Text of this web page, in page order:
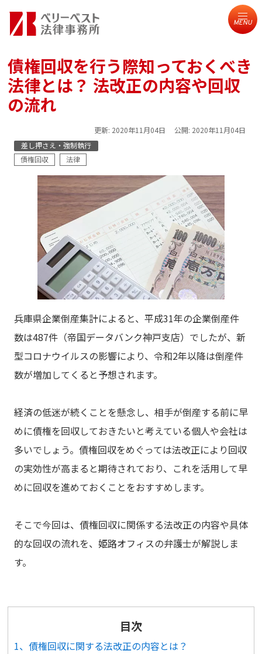
MENU
債権回収を行う際知っておくべき
法律とは？ 法改正の内容や回収
の流れ
更新: 2020年11月04日 公開: 2020年11月04日
差し押さえ・強制執行
債権回収
法律
兵庫県企業倒産集計によると、平成31年の企業倒産件
数は487件（帝国データバンク神戸支店）でしたが、新
型コロナウイルスの影響により、令和2年以降は倒産件
数が増加してくると予想されます。
経済の低迷が続くことを懸念し、相手が倒産する前に早
めに債権を回収しておきたいと考えている個人や会社は
多いでしょう。債権回収をめぐっては法改正により回収
の実効性が高まると期待されており、これを活用して早
めに回収を進めておくことをおすすめします。
そこで今回は、債権回収に関係する法改正の内容や具体
的な回収の流れを、姫路オフィスの弁護士が解説しま
す。
目次
1、債権回収に関する法改正の内容とは？